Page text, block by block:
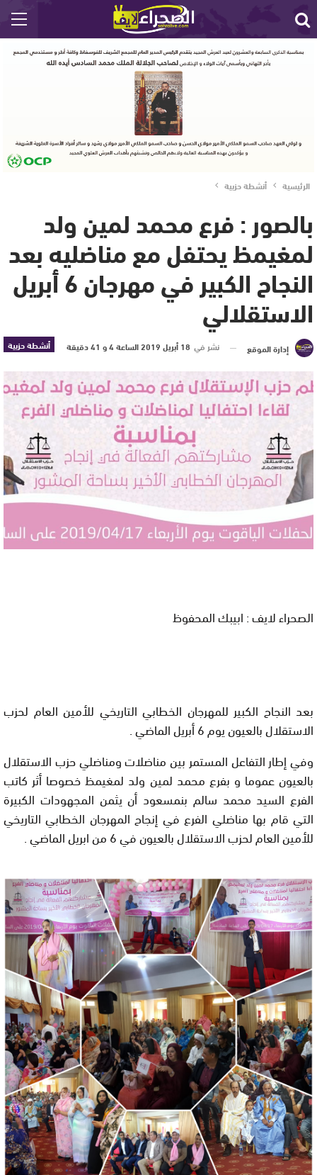
الرئيسية أنشطة حزبية
بالصور : فرع محمد لمين ولد
لمغيمظ يحتفل مع مناضليه بعد
النجاح الكبير في مهرجان 6 أبريل
الاستقلالي
أنشطة حزبية إدارة الموقع نشر في 18 أبريل 2019 الساعة 4 و 41 دقيقة
الصحراء لايف : ابيبك المحفوظ
بعد النجاح الكبير للمهرجان الخطابي التاريخي للأمين العام لحزب
الاستقلال بالعيون يوم 6 أبريل الماضي .
وفي إطار التفاعل المستمر بين مناضلات ومناضلي حزب الاستقلال
بالعيون عموما و بفرع محمد لمين ولد لمغيمظ خصوصا أثر كاتب
الفرع السيد محمد سالم بنمسعود أن يثمن المجهودات الكبيرة
التي قام بها مناضلي الفرع في إنجاح المهرجان الخطابي التاريخي
للأمين العام لحزب الاستقلال بالعيون في 6 من ابريل الماضي .